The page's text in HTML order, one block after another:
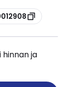
hinnan ja